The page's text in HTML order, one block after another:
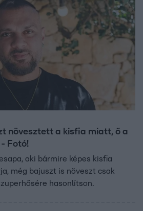
növesztett a kisfia miatt, ő a
Fotó!
aki bármire képes kisfia
még bajuszt is növeszt csak
hasonlítson.